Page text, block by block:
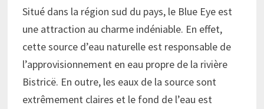
Situé dans la région sud du pays, le Blue Eye est
une attraction au charme indéniable. En effet,
cette source d’eau naturelle est responsable de
l’approvisionnement en eau propre de la rivière
Bistricë. En outre, les eaux de la source sont
extrêmement claires et le fond de l’eau est